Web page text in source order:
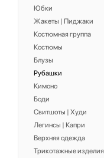
Юбки
Жакеты | Пиджаки
Костюмная группа
Костюмы
Блузы
Рубашки
Кимоно
Боди
Свитшоты | Худи
Легинсы | Капри
Верхняя одежда
Трикотажные изделия